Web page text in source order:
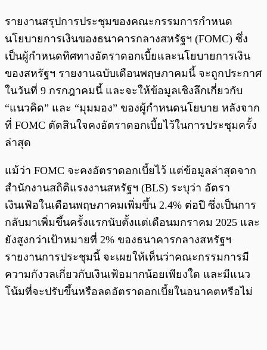
รายงานสรุปการประชุมของคณะกรรมการกำหนด
นโยบายการเงินของธนาคารกลางสหรัฐฯ (FOMC) ซึ่ง
เป็นผู้กำหนดทิศทางอัตราดอกเบี้ยและนโยบายการเงิน
ของสหรัฐฯ รายงานฉบับเดือนพฤษภาคมนี้ จะถูกประกาศ
ในวันที่ 9 กรกฎาคมนี้ และจะให้ข้อมูลเชิงลึกเกี่ยวกับ
“แนวคิด” และ “มุมมอง” ของผู้กำหนดนโยบาย หลังจาก
ที่ FOMC ตัดสินใจคงอัตราดอกเบี้ยไว้ในการประชุมครั้ง
ล่าสุด
แม้ว่า FOMC จะคงอัตราดอกเบี้ยไว้ แต่ข้อมูลล่าสุดจาก
สำนักงานสถิติแรงงานสหรัฐฯ (BLS) ระบุว่า อัตรา
เงินเฟ้อในเดือนพฤษภาคมเพิ่มขึ้น 2.4% ต่อปี ซึ่งเป็นการ
กลับมาเพิ่มขึ้นครั้งแรกนับตั้งแต่เดือนมกราคม 2025 และ
ยังสูงกว่าเป้าหมายที่ 2% ของธนาคารกลางสหรัฐฯ
รายงานการประชุมนี้ จะเผยให้เห็นว่าคณะกรรมการมี
ความกังวลเกี่ยวกับเงินเฟ้อมากน้อยเพียงใด และมีแนว
โน้มที่จะปรับขึ้นหรือลดอัตราดอกเบี้ยในอนาคตหรือไม่